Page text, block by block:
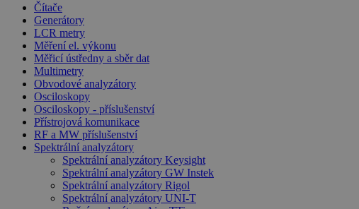
Čítače
Generátory
LCR metry
Měření el. výkonu
Měřicí ústředny a sběr dat
Multimetry
Obvodové analyzátory
Osciloskopy
Osciloskopy - příslušenství
Přístrojová komunikace
RF a MW příslušenství
Spektrální analyzátory
Spektrální analyzátory Keysight
Spektrální analyzátory GW Instek
Spektrální analyzátory Rigol
Spektrální analyzátory UNI-T